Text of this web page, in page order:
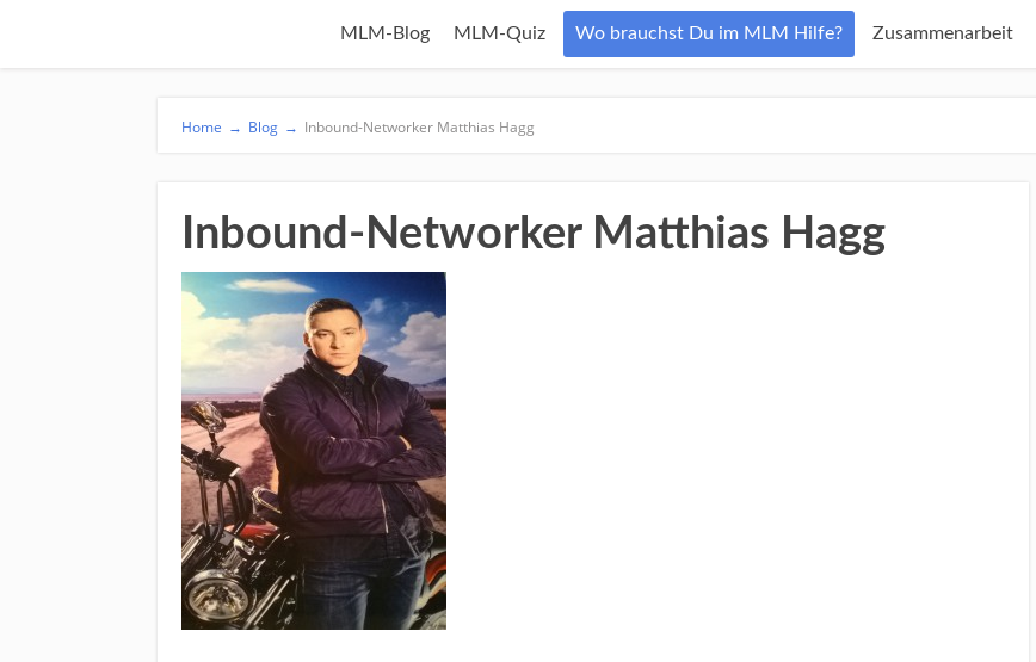
MLM-Blog MLM-Quiz Wo brauchst Du im MLM Hilfe? Zusammenarbeit
Home → Blog → Inbound-Networker Matthias Hagg
Inbound-Networker Matthias Hagg